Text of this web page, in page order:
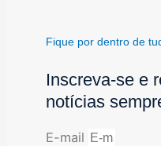
Fique por dentro de
Inscreva-se e
notícias
E-mail